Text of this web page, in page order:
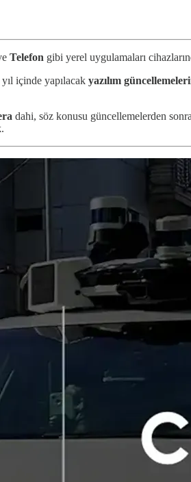
Telefon gibi yerel uygulamaları
içinde yapılacak yazılım
dahi, söz konusu güncellemelerden